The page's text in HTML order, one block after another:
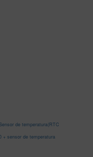
de temperatura(RTC